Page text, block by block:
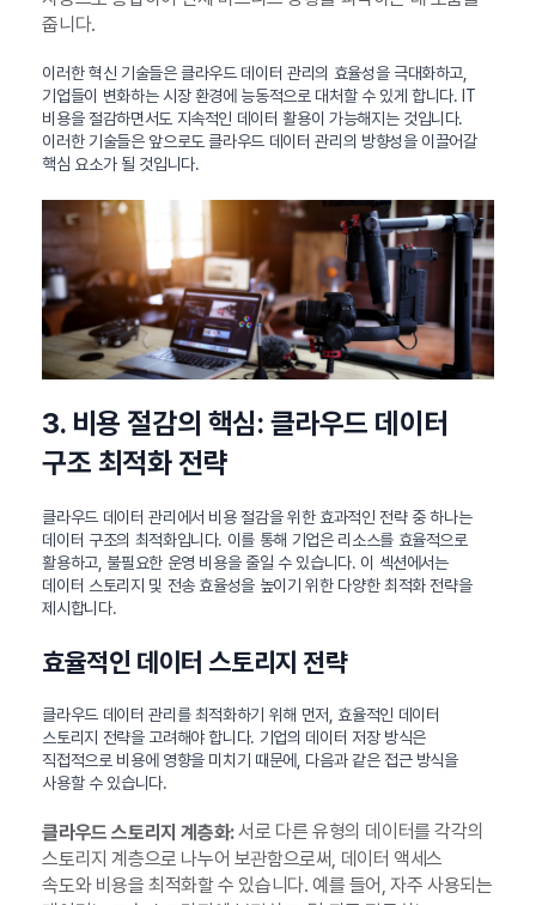
줍니다.
이러한 혁신 기술들은 클라우드 데이터 관리의 효율성을 극대화하고,
기업들이 변화하는 시장 환경에 능동적으로 대처할 수 있게 합니다. IT
비용을 절감하면서도 지속적인 데이터 활용이 가능해지는 것입니다.
이러한 기술들은 앞으로도 클라우드 데이터 관리의 방향성을 이끌어갈
핵심 요소가 될 것입니다.
3. 비용 절감의 핵심: 클라우드 데이터
구조 최적화 전략
클라우드 데이터 관리에서 비용 절감을 위한 효과적인 전략 중 하나는
데이터 구조의 최적화입니다. 이를 통해 기업은 리소스를 효율적으로
활용하고, 불필요한 운영 비용을 줄일 수 있습니다. 이 섹션에서는
데이터 스토리지 및 전송 효율성을 높이기 위한 다양한 최적화 전략을
제시합니다.
효율적인 데이터 스토리지 전략
클라우드 데이터 관리를 최적화하기 위해 먼저, 효율적인 데이터
스토리지 전략을 고려해야 합니다. 기업의 데이터 저장 방식은
직접적으로 비용에 영향을 미치기 때문에, 다음과 같은 접근 방식을
사용할 수 있습니다.
클라우드 스토리지 계층화:서로 다른 유형의 데이터를 각각의
스토리지 계층으로 나누어 보관함으로써, 데이터 액세스
속도와 비용을 최적화할 수 있습니다. 예를 들어, 자주 사용되는